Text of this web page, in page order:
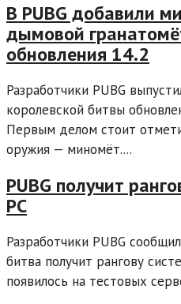
В PUBG добавили
дымовой
обновления 14.2
Разработчики PUBG
королевской битвы
Первым делом стоит
оружия — миномёт....
PUBG получит
PC
Разработчики PUBG
битва получит рангову
появилось на тестовых